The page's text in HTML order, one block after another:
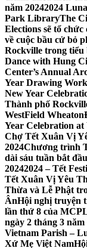
năm 20242024
Park LibraryThe
Elections sẽ tổ
về cuộc bầu cử bỏ
Rockville trong
Dance with Hung
Center’s Annual
Year Drawing
New Year
Thành phố
WestField Wheaton
Year Celebration
Chợ Tết Xuân Vị
2024Chương trình
dài sáu tuần bắt
20242024 – Tết
Tết Xuân Vị Yêu
Thừa và Lễ Phật
ÂnHội nghị truyện
lần thứ 8 của
ngày 2 tháng 3 năm
Vietnam Parish –
Xứ Mẹ Việt Nam